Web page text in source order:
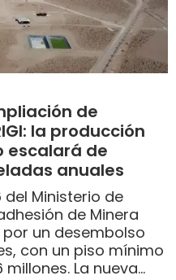
de
la producción
escalará de
anuales
del Ministerio de
de Minera
por un desembolso
con un piso mínimo
millones. La nueva